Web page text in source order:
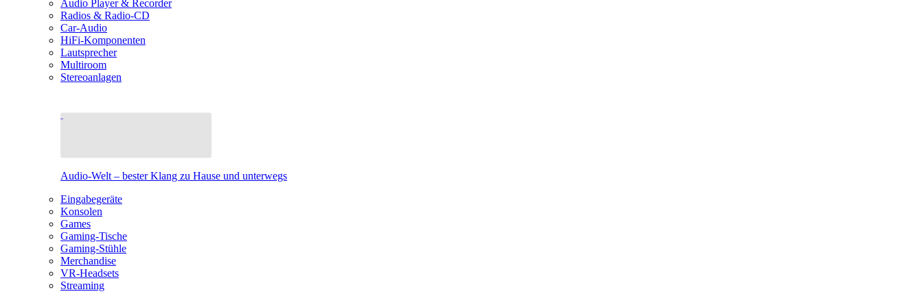
Audio Player & Recorder
Radios & Radio-CD
Car-Audio
HiFi-Komponenten
Lautsprecher
Multiroom
Stereoanlagen
Audio-Welt – bester Klang zu Hause und unterwegs
Eingabegeräte
Konsolen
Games
Gaming-Tische
Gaming-Stühle
Merchandise
VR-Headsets
Streaming